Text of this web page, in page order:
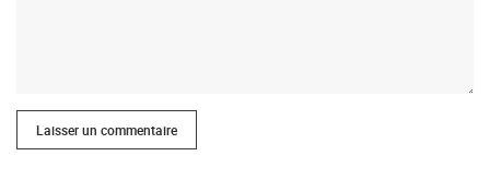
Laisser un commentaire